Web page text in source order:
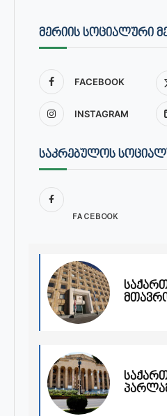
ᲛᲔᲠᲘᲘᲡ ᲡᲝᲪᲘᲐᲚᲣᲠᲘ
FACEBOOK
INSTAGRAM
ᲡᲐᲙᲠᲔᲑᲣᲚᲝᲡ
FACEBOOK